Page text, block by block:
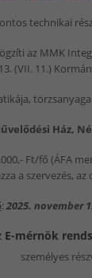
technikai
az MMK
(VII. 11.)
Ház,
Ft/fő (ÁFA
a szervezés,
: 2025. november
E-mérnök
személyes